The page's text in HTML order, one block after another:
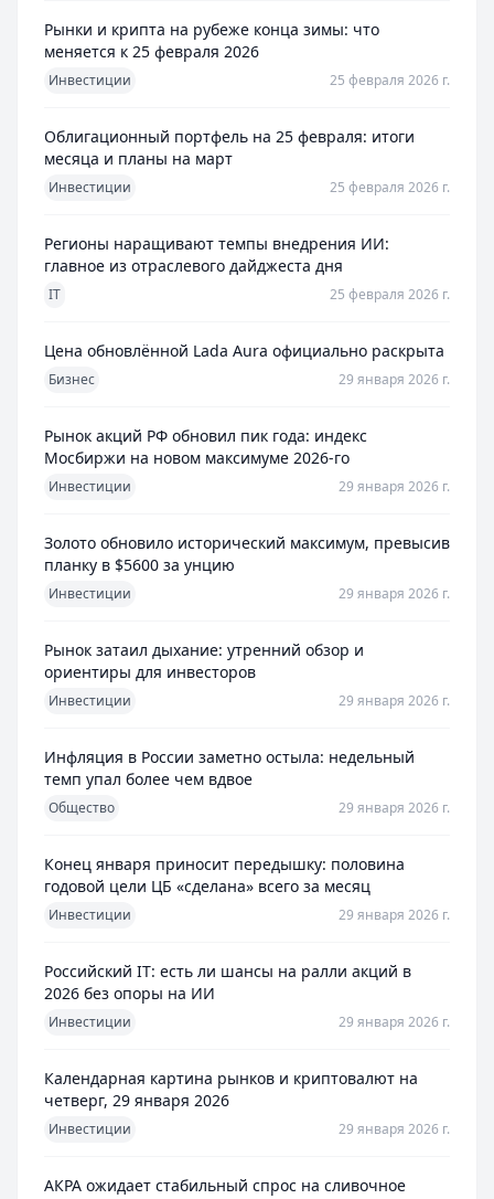
Рынки и крипта на рубеже конца зимы: что
меняется к 25 февраля 2026
Инвестиции 25 февраля 2026 г.
Облигационный портфель на 25 февраля: итоги
месяца и планы на март
Инвестиции 25 февраля 2026 г.
Регионы наращивают темпы внедрения ИИ:
главное из отраслевого дайджеста дня
IT 25 февраля 2026 г.
Цена обновлённой Lada Aura официально раскрыта
Бизнес 29 января 2026 г.
Рынок акций РФ обновил пик года: индекс
Мосбиржи на новом максимуме 2026-го
Инвестиции 29 января 2026 г.
Золото обновило исторический максимум, превысив
планку в $5600 за унцию
Инвестиции 29 января 2026 г.
Рынок затаил дыхание: утренний обзор и
ориентиры для инвесторов
Инвестиции 29 января 2026 г.
Инфляция в России заметно остыла: недельный
темп упал более чем вдвое
Общество 29 января 2026 г.
Конец января приносит передышку: половина
годовой цели ЦБ «сделана» всего за месяц
Инвестиции 29 января 2026 г.
Российский IT: есть ли шансы на ралли акций в
2026 без опоры на ИИ
Инвестиции 29 января 2026 г.
Календарная картина рынков и криптовалют на
четверг, 29 января 2026
Инвестиции 29 января 2026 г.
АКРА ожидает стабильный спрос на сливочное